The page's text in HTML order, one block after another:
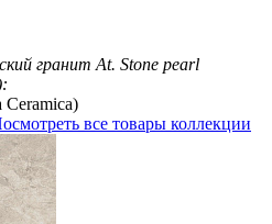
гранит At. Stone pearl
Ceramica)
все товары коллекции